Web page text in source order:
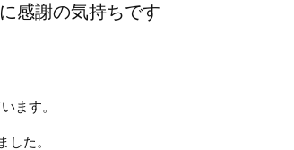
感謝の気持ちです
ます。
した。